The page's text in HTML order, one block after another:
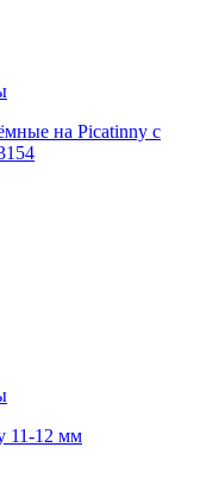
на Picatinny с
11-12 мм